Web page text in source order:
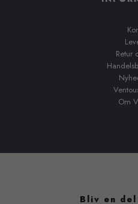
Retur
Om
Bliv en